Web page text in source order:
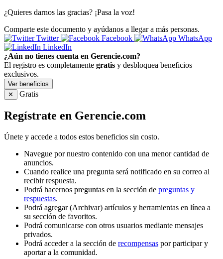
¿Quieres darnos las gracias? ¡Pasa la voz!
Comparte este documento y ayúdanos a llegar a más personas.
Twitter
Facebook
WhatsApp
LinkedIn
¿Aún no tienes cuenta en Gerencie.com?
El registro es completamente gratis y desbloquea beneficios
exclusivos.
Ver beneficios
✕
Gratis
Regístrate en Gerencie.com
Únete y accede a todos estos beneficios sin costo.
Navegue por nuestro contenido con una menor cantidad de
anuncios.
Cuando realice una pregunta será notificado en su correo al
recibir respuesta.
Podrá hacernos preguntas en la sección de preguntas y
respuestas.
Podrá agregar (Archivar) artículos y herramientas en línea a
su sección de favoritos.
Podrá comunicarse con otros usuarios mediante mensajes
privados.
Podrá acceder a la sección de recompensas por participar y
aportar a la comunidad.